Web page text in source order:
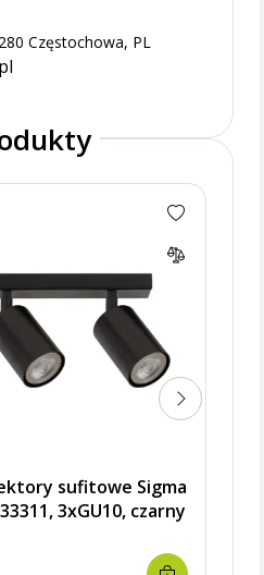
Częstochowa, PL
sufitowe Sigma
3xGU10, czarny